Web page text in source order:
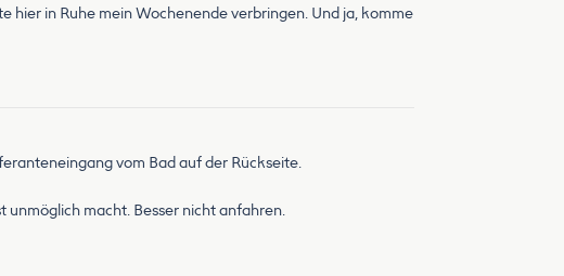
hier in Ruhe mein Wochenende verbringen. Und ja, komme
vom Bad auf der Rückseite.
macht. Besser nicht anfahren.